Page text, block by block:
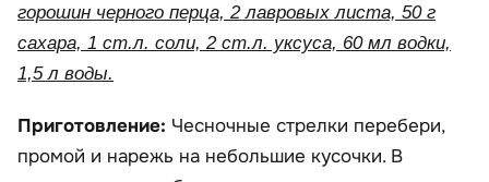
горошин черного перца, 2 лавровых листа, 50 г
сахара, 1 ст.л. соли, 2 ст.л. уксуса, 60 мл водки,
1,5 л воды.
Приготовление: Чесночные стрелки перебери,
промой и нарежь на небольшие кусочки. В